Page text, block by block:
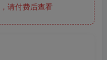
请付费后查看